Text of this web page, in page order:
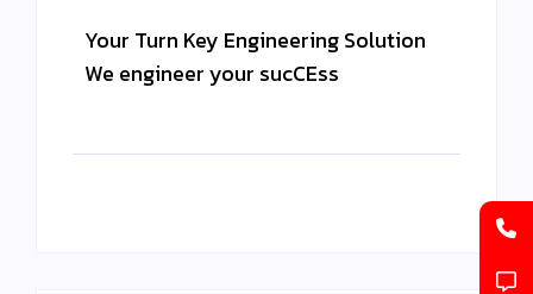
Your Turn Key Engineering Solution
We engineer your sucCEss